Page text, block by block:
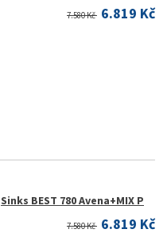
7.580 Kč 6.819 Kč
Sinks BEST 780 Avena+MIX P
7.580 Kč 6.819 Kč